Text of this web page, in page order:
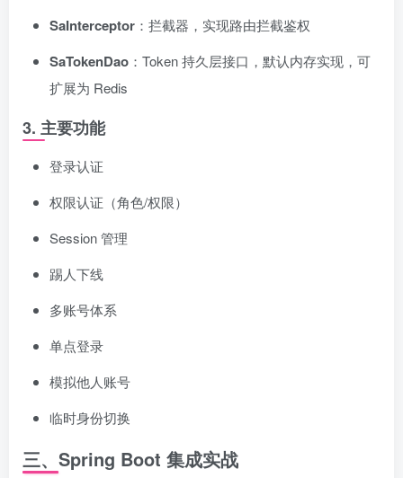
SaInterceptor ：拦截器，实现路由拦截鉴权
SaTokenDao ：Token 持久层接口，默认内存实现，可
扩展为 Redis
3. 主要功能
登录认证
权限认证（角色/权限）
Session 管理
踢人下线
多账号体系
单点登录
模拟他人账号
临时身份切换
三、Spring Boot 集成实战